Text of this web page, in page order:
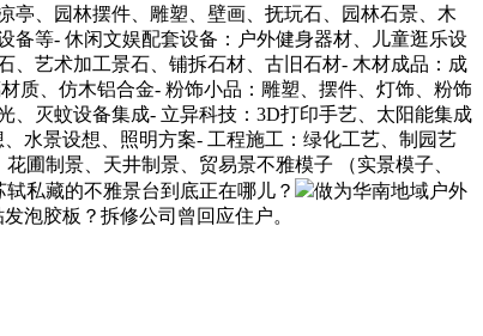
亭、园林摆件、雕塑、壁画、抚玩石、园林石景、木
备等- 休闲文娱配套设备：户外健身器材、儿童逛乐设
、艺术加工景石、铺拆石材、古旧石材- 木材成品：成
质、仿木铝合金- 粉饰小品：雕塑、摆件、灯饰、粉饰
、灭蚊设备集成- 立异科技：3D打印手艺、太阳能集成
水景设想、照明方案- 工程施工：绿化工艺、制园艺
圃制景、天井制景、贸易景不雅模子 （实景模子、
私藏的不雅景台到底正在哪儿？
做为华南地域户外
泡胶板？拆修公司曾回应住户。